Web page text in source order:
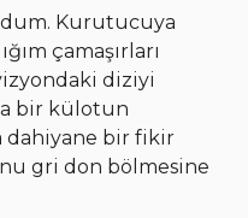
Kurutucuya
çamaşırları
diziyi
bir külotun
dahiyane bir fikir
gri don bölmesine